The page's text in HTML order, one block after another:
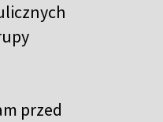
przed